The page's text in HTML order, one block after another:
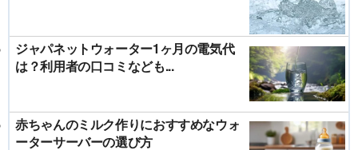
ジャパネットウォーター1ヶ月の電気代
は？利用者の口コミなども...
赤ちゃんのミルク作りにおすすめなウォ
ーターサーバーの選び方